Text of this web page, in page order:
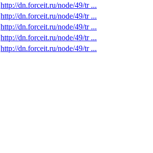
http://dn.forceit.ru/node/49/tr ...
http://dn.forceit.ru/node/49/tr ...
http://dn.forceit.ru/node/49/tr ...
http://dn.forceit.ru/node/49/tr ...
http://dn.forceit.ru/node/49/tr ...